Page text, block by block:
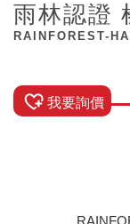
雨林認證
RAINFOREST-
我要詢價